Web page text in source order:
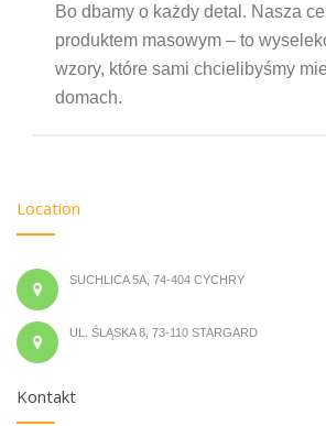
Bo dbamy o każdy detal. Nasza
produktem masowym – to
wzory, które sami chcielibyśmy
domach.
Location
SUCHLICA 5A, 74-404 CYCHRY
UL. ŚLĄSKA 8, 73-110 STARGARD
Kontakt